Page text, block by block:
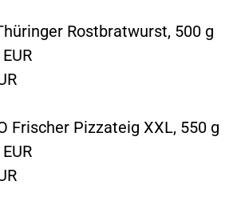
Rostbratwurst, 500 g
Frischer Pizzateig XXL, 550 g